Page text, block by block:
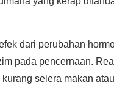
dari perubahan
pada pencernaan.
selera makan